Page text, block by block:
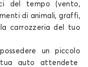
del tempo (vento,
di animali, graffi,
carrozzeria del tuo
un piccolo
tuaauto
attendete